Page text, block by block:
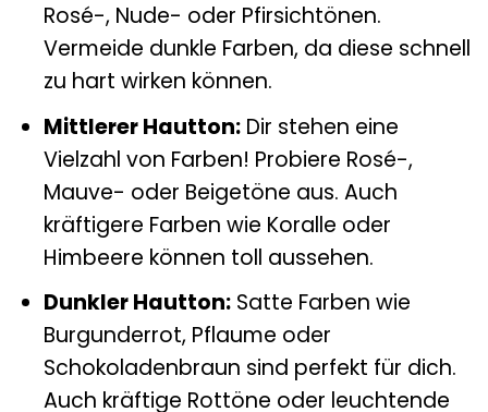
Rosé-, Nude- oder Pfirsichtönen.
Vermeide dunkle Farben, da diese schnell
zu hart wirken können.
Mittlerer Hautton:Dir stehen eine
Vielzahl von Farben! Probiere Rosé-,
Mauve- oder Beigetöne aus. Auch
kräftigere Farben wie Koralle oder
Himbeere können toll aussehen.
Dunkler Hautton:Satte Farben wie
Burgunderrot, Pflaume oder
Schokoladenbraun sind perfekt für dich.
Auch kräftige Rottöne oder leuchtende